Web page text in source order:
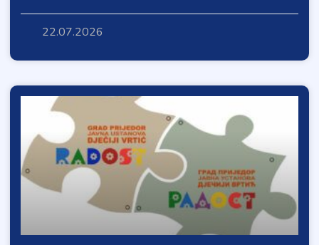
22.07.2026